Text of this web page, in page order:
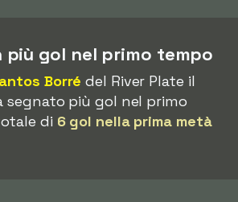
più gol nel primo tempo
Borré del River Plate il
segnato più gol nel primo
di 6 gol nella prima metà